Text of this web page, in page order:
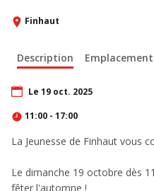
Finhaut
Description Emplacement
Le 19 oct. 2025
11:00 - 17:00
La Jeunesse de Finhaut vous
Le dimanche 19 octobre dès
fêter l'automne !